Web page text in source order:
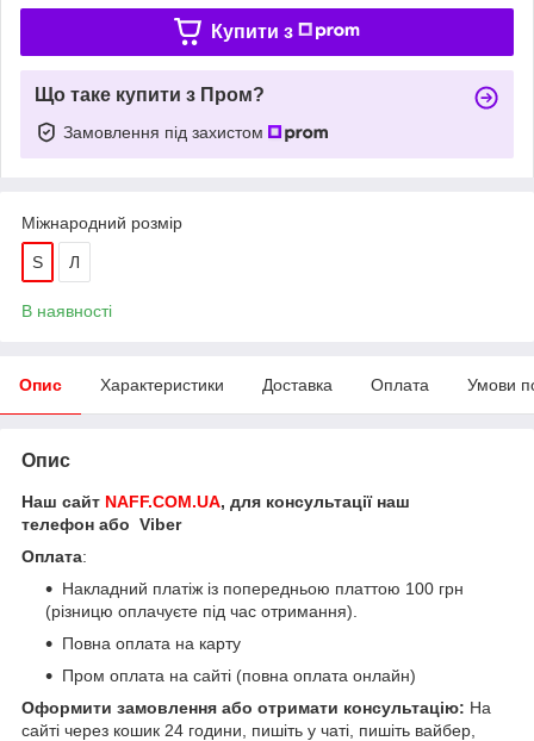
Купити з
Що таке купити з Пром?
Замовлення під захистом
Міжнародний розмір
S Л
В наявності
Опис Характеристики Доставка Оплата Умови
Опис
Наш сайт NAFF.COM.UA, для консультації наш
телефон або Viber
Оплата:
Накладний платіж із попередньою платтою 100 грн
(різницю оплачуєте під час отримання).
Повна оплата на карту
Пром оплата на сайті (повна оплата онлайн)
Оформити замовлення або отримати консультацію: На
сайті через кошик 24 години, пишіть у чаті, пишіть вайбер,